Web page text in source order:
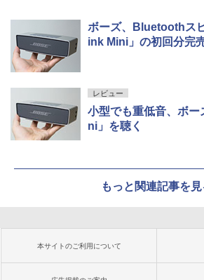
ボーズ、Bluetoothス
ink Mini」の初回分完
レビュー
小型でも重低音、ボ
ni」を聴く
もっと関連記事を見
本サイトのご利用について